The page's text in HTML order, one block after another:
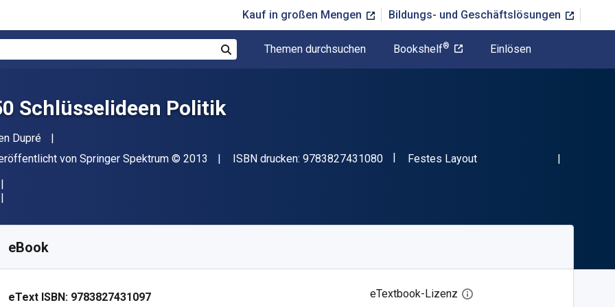
Kauf in großen Mengen Bildungs- und Geschäftslösungen
Themen durchsuchen Bookshelf® Einlösen
Schlüsselideen Politik
Dupré
von Springer Spektrum Copyright
© 2013 ISBN drucken: 9783827431080"ISBN-13 9783827431080"
Format
Festes Layout
eBook
eText ISBN: 9783827431097 eTextbook-Lizenz Digitalen Lizenzdialog öffnen